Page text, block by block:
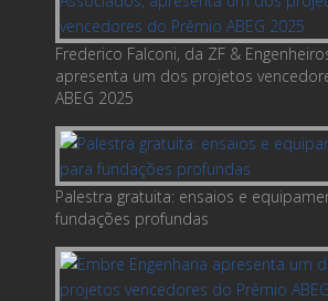
Frederico Falconi, da ZF &
apresenta um dos projetos
ABEG 2025
Palestra gratuita: ensaios e
fundações profundas